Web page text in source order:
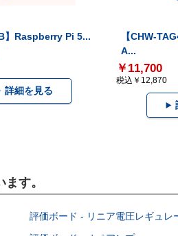
】Raspberry Pi 5...
詳細を見る
【CHW-
A...
￥11,700
税込￥12,870
す。
評価ボード - リニア電圧レギュレ